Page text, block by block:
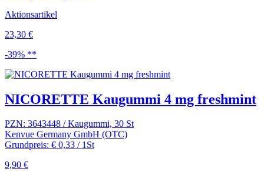
Aktionsartikel
23,30 €
-39% **
NICORETTE Kaugummi 4 mg freshmint
PZN: 3643448 / Kaugummi, 30 St
Kenvue Germany GmbH (OTC)
Grundpreis: € 0,33 / 1St
9,90 €